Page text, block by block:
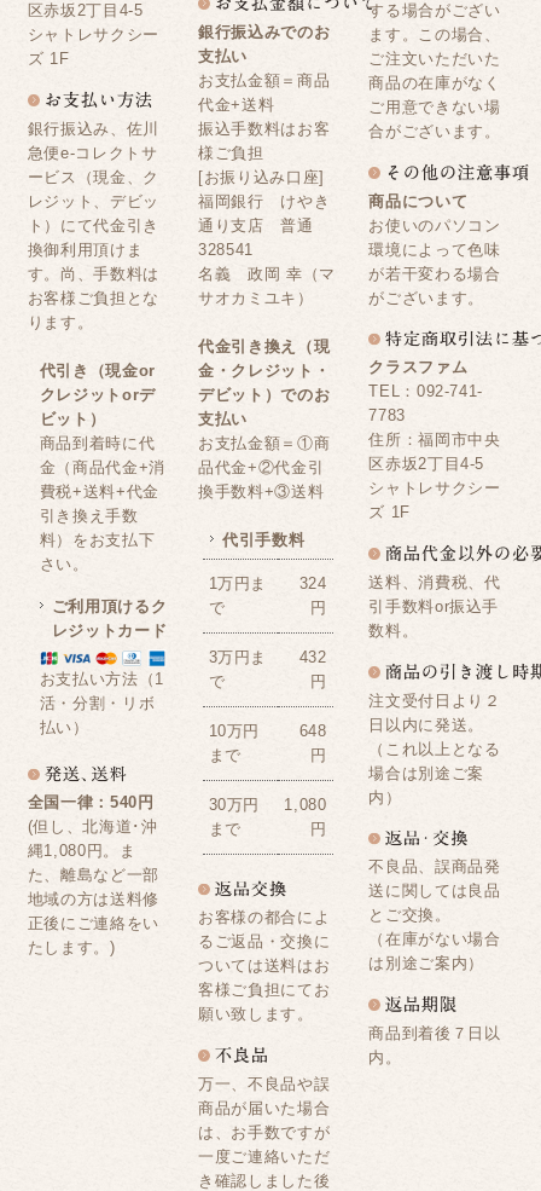
区赤坂2丁目4-5
シャトレサクシー
ズ 1F
銀行振込み、佐川
急便e-コレクトサ
ービス（現金、ク
レジット、デビッ
ト）にて代金引き
換御利用頂けま
す。尚、手数料は
お客様ご負担とな
ります。
代引き（現金or
クレジットorデ
ビット）
商品到着時に代
金（商品代金+消
費税+送料+代金
引き換え手数
料）をお支払下
さい。
ご利用頂けるク
レジットカード
お支払い方法（1
活・分割・リボ
払い）
全国一律：540円
(但し、北海道･沖
縄1,080円。ま
た、離島など一部
地域の方は送料修
正後にご連絡をい
たします。)
銀行振込みでのお
支払い
お支払金額＝商品
代金+送料
振込手数料はお客
様ご負担
[お振り込み口座]
福岡銀行 けやき
通り支店 普通
328541
名義 政岡 幸（マ
サオカミユキ）
代金引き換え（現
金・クレジット・
デビット）でのお
支払い
お支払金額＝①商
品代金+②代金引
換手数料+③送料
代引手数料
1万円ま
で
324
円
3万円ま
で
432
円
10万円
まで
648
円
30万円
まで
1,080
円
お客様の都合によ
るご返品・交換に
ついては送料はお
客様ご負担にてお
願い致します。
万一、不良品や誤
商品が届いた場合
は、お手数ですが
一度ご連絡いただ
き確認しました後
する場合がござい
ます。この場合、
ご注文いただいた
商品の在庫がなく
ご用意できない場
合がございます。
商品について
お使いのパソコン
環境によって色味
が若干変わる場合
がございます。
クラスファム
TEL：092-741-
7783
住所：福岡市中央
区赤坂2丁目4-5
シャトレサクシー
ズ 1F
送料、消費税、代
引手数料or振込手
数料。
注文受付日より２
日以内に発送。
（これ以上となる
場合は別途ご案
内）
不良品、誤商品発
送に関しては良品
とご交換。
（在庫がない場合
は別途ご案内）
商品到着後７日以
内。